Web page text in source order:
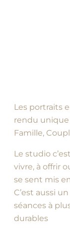
Les portraits
rendu unique
Famille,
Le studio
vivre, à offrir
se sent mis
C’est aussi
séances à
durables